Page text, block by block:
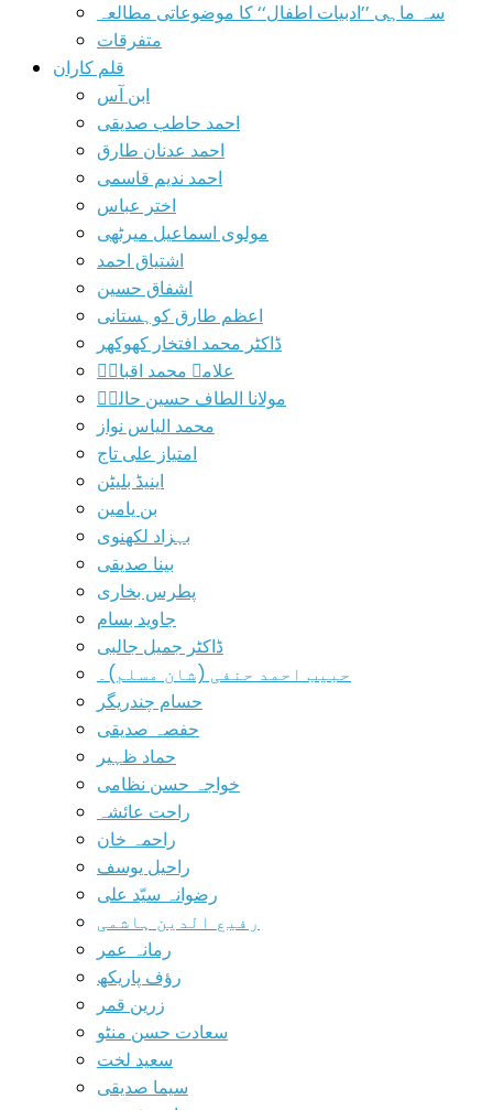
سہ ماہی ’’ادبیات اطفال‘‘ کا موضوعاتی مطالعہ
متفرقات
قلم کاران
ابن آس
احمد حاطب صدیقی
احمد عدنان طارق
احمد ندیم قاسمی
اختر عباس
مولوی اسماعیل میرٹھی
اشتیاق احمد
اشفاق حسین
اعظم طارق کوہستانی
ڈاکٹر محمد افتخار کھوکھر
علامہ محمد اقبالؒ
مولانا الطاف حسین حالیؔ
محمد الیاس نواز
امتیاز علی تاج
اینیڈ بلیٹن
بن یامین
بہزاد لکھنوی
بینا صدیقی
پطرس بخاری
جاوید بسام
ڈاکٹر جمیل جالبی
حبیب احمد حنفی (شان مسلم)۔
حسام چندریگر
حفصہ صدیقی
حماد ظہیر
خواجہ حسن نظامی
راحت عائشہ
راحمہ خان
راحیل یوسف
رضوانہ سیّد علی
رفیع الدین ہاشمی
رمانہ عمر
رؤف پاریکھ
زرین قمر
سعادت حسن منٹو
سعید لخت
سیما صدیقی